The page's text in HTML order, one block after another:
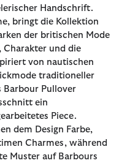
Handschrift.
bringt die Kollektion
der britischen Mode
Charakter und die
von nautischen
traditioneller
Barbour Pullover
ein
Piece.
dem Design Farbe,
Charmes, während
Muster auf Barbours